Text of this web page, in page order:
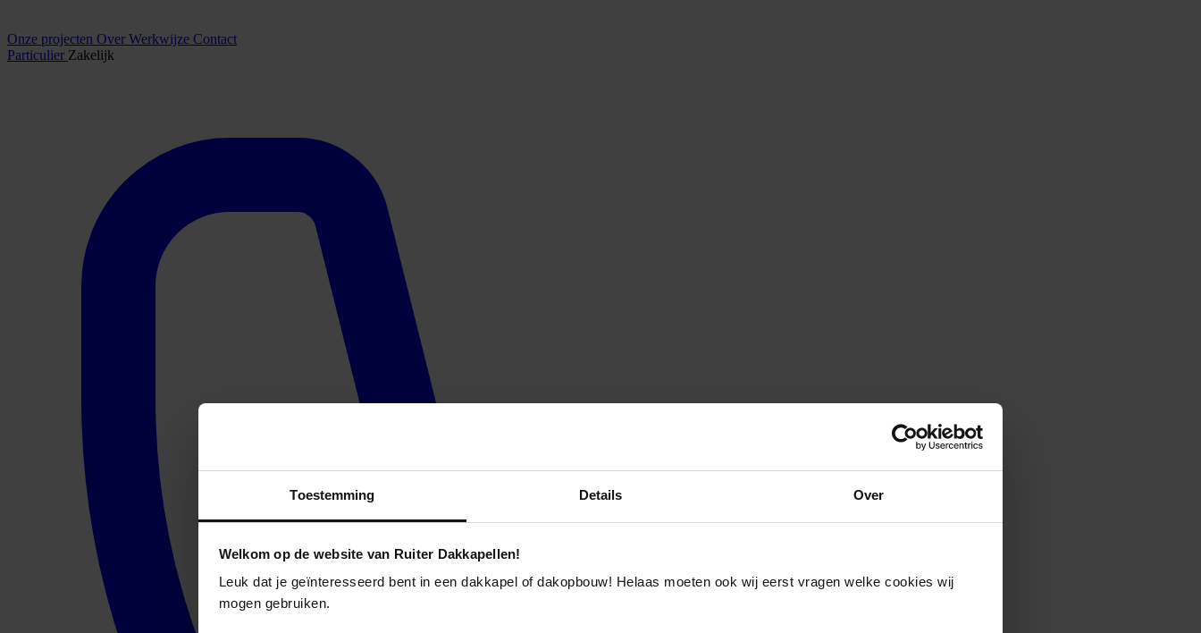
Toestemming Details Over
Welkom op de website van Ruiter Dakkapellen!
Leuk dat je geïnteresseerd bent in een dakkapel of dakopbouw! Helaas moeten ook wij eerst vragen welke cookies wij
mogen gebruiken.
Onze projecten Over Werkwijze Contact
Particulier Zakelijk